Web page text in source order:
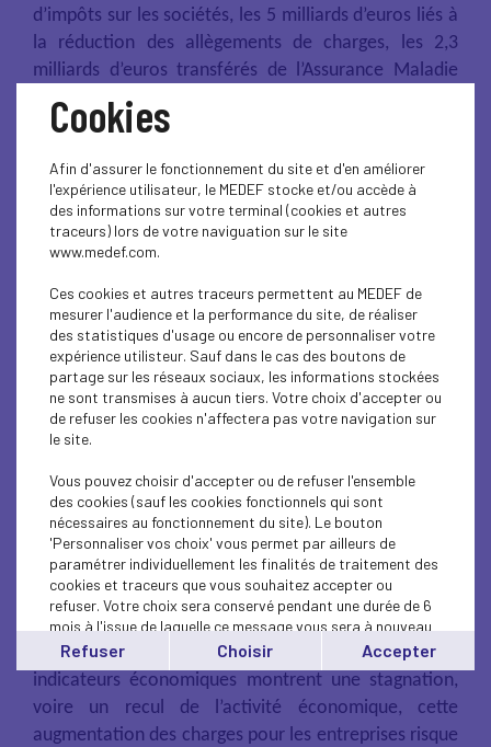
d’impôts sur les sociétés, les 5 milliards d’euros liés à
la réduction des allègements de charges, les 2,3
milliards d’euros transférés de l’Assurance Maladie
aux complémentaires santé et donc aux entreprises,
le 1,2 milliard d’euros d’économies sur les aides à
versement mobilité,c’est
environ 20 milliards
d’euros d’impôts et charges supplémentaires qui
pourraient être imposés aux entreprises
hausse correspond aux salaires chargés de 400 000
emplois.
Cette estimation n’est pas une projection lointaine :
elle reflète une réalité tangible pour des milliers
d’entreprises, notamment les plus petites, déjà
fragilisées par une conjoncture économique
incertaine et par une rude concurrence
internationale.
Les allègements de charges ne sont pas des
cadeaux faits aux entreprises, mais un
investissement dansl’emploi et la compétitivité. Ils
permettent aux employeurs d’embaucher, de former
et de maintenir des postes dans un contexte où
chaque emploi compte. Au moment où les
indicateurs économiques montrent une stagnation,
voire un recul de l’activité économique, cette
augmentation des charges pour les entreprises risque
Cookies
Afin d'assurer le fonctionnement du site et d'en améliorer
l'expérience utilisateur, le MEDEF stocke et/ou accède à
des informations sur votre terminal (cookies et autres
traceurs) lors de votre naviguation sur le site
www.medef.com.
Ces cookies et autres traceurs permettent au MEDEF de
mesurer l'audience et la performance du site, de réaliser
des statistiques d'usage ou encore de personnaliser votre
expérience utilisteur. Sauf dans le cas des boutons de
partage sur les réseaux sociaux, les informations stockées
ne sont transmises à aucun tiers. Votre choix d'accepter ou
de refuser les cookies n'affectera pas votre navigation sur
le site.
Vous pouvez choisir d'accepter ou de refuser l'ensemble
des cookies (sauf les cookies fonctionnels qui sont
nécessaires au fonctionnement du site). Le bouton
'Personnaliser vos choix' vous permet par ailleurs de
paramétrer individuellement les finalités de traitement des
cookies et traceurs que vous souhaitez accepter ou
refuser. Votre choix sera conservé pendant une durée de 6
mois à l'issue de laquelle ce message vous sera à nouveau
affiché..
Vous pouvez modifier votre choix à tout moment en
cliquant sur le lien'cookies'en bas de page.
Refuser Choisir Accepter